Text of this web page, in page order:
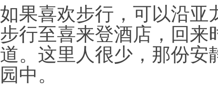
如果喜欢步行，可以沿亚
步行至喜来登酒店，回来
道。这里人很少，那份安
园中。